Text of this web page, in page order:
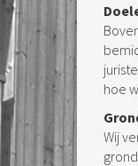
hoe
Wij